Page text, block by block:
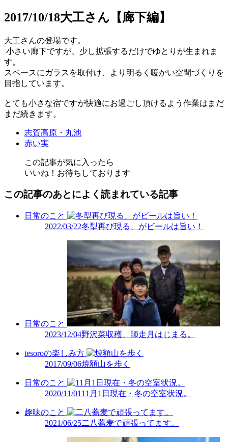
2017/10/18大工さん【廊下編】
大工さんの登場です。
小さい廊下ですが、少し拡張するだけでゆとりが生まれま
す。
スペースにガラスを取付け、より明るく暖かい空間づくりを
目指しています。
とても小さな宿ですが快適にお過ごし頂けるよう作業はまだ
まだ続きます。
志賀高原・丸池
赤い実
この記事が気に入ったら
いいね！お待ちしております
この記事のあとによく読まれている記事
日常のこと
2022/03/22冬型再び現る、がビールは旨い！
日常のこと
2023/12/04野沢菜収穫、師走月はじまる。
tesoroの楽しみ方
2017/09/06焼額山を歩く
日常のこと
2020/11/01 11月1日現在・冬の空室状況。
趣味のこと
2021/06/25二八蕎麦で頑張ってます。